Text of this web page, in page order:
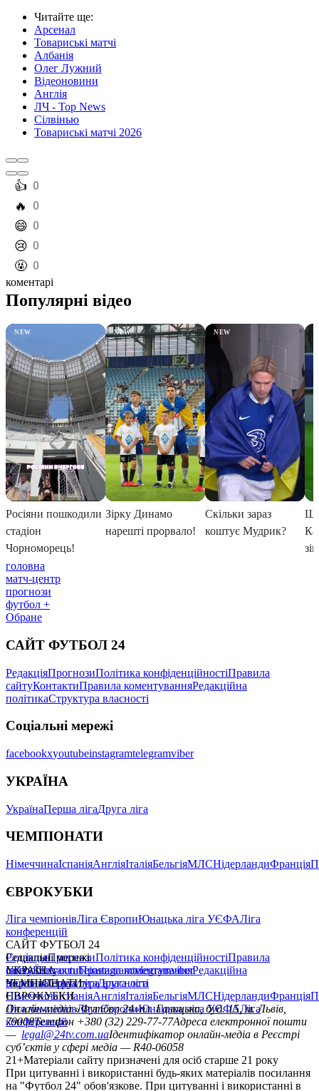
Читайте ще:
Арсенал
Товариські матчі
Албанія
Олег Лужний
Відеоновини
Англія
ЛЧ - Top News
Сілвінью
Товариські матчі 2026
️👍 0
️🔥 0
️😄 0
️😢 0
️🤬 0
коментарі
головна
матч-центр
прогнози
футбол +
Обране
САЙТ ФУТБОЛ 24
РедакціяПрогнозиПолітика конфіденційностіПравила
сайтуКонтактиПравила коментуванняРедакційна
політикаСтруктура власності
Соціальні мережі
facebookxyoutubeinstagramtelegramviber
УКРАЇНА
УкраїнаПерша лігаДруга ліга
ЧЕМПІОНАТИ
НімеччинаІспаніяАнгліяІталіяБельгіяМЛСНідерландиФранція
ЄВРОКУБКИ
Ліга чемпіонівЛіга ЄвропиЮнацька ліга УЄФАЛіга
конференцій
САЙТ ФУТБОЛ 24
РедакціяПрогнозиПолітика конфіденційностіПравила
сайтуКонтактиПравила коментуванняРедакційна
політикаСтруктура власності
Соціальні мережі
facebookxyoutubeinstagramtelegramviber
УКРАЇНА
УкраїнаПерша лігаДруга ліга
ЧЕМПІОНАТИ
НімеччинаІспаніяАнгліяІталіяБельгіяМЛСНідерландиФранція
ЄВРОКУБКИ
Ліга чемпіонівЛіга ЄвропиЮнацька ліга УЄФАЛіга
конференцій
Онлайн-медіа «Футбол 24»пл. Галицька, буд. 15, м. Львів,
79008Телефон +380 (32) 229-77-77Адреса електронної пошти
— legal@24tv.com.uaІдентифікатор онлайн-медіа в Реєстрі
суб’єктів у сфері медіа — R40-06058
21+Матеріали сайту призначені для осіб старше 21 року
При цитуванні і використанні будь-яких матеріалів посилання
на "Футбол 24" обов'язкове. При цитуванні і використанні в